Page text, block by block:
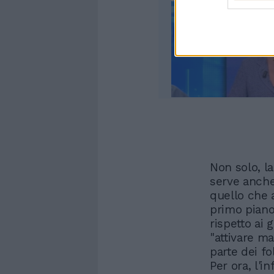
Non solo,
serve
quello che
primo
rispetto ai
"attivare
parte dei
Per ora,